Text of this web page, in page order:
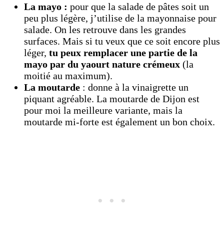
La mayo : pour que la salade de pâtes soit un
peu plus légère, j’utilise de la mayonnaise pour
salade. On les retrouve dans les grandes
surfaces. Mais si tu veux que ce soit encore plus
léger, tu peux remplacer une partie de la
mayo par du yaourt nature crémeux (la
moitié au maximum).
La moutarde : donne à la vinaigrette un
piquant agréable. La moutarde de Dijon est
pour moi la meilleure variante, mais la
moutarde mi-forte est également un bon choix.